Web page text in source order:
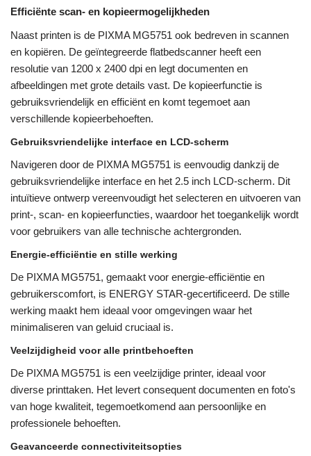
Efficiënte scan- en kopieermogelijkheden
Naast printen is de PIXMA MG5751 ook bedreven in scannen
en kopiëren. De geïntegreerde flatbedscanner heeft een
resolutie van 1200 x 2400 dpi en legt documenten en
afbeeldingen met grote details vast. De kopieerfunctie is
gebruiksvriendelijk en efficiënt en komt tegemoet aan
verschillende kopieerbehoeften.
Gebruiksvriendelijke interface en LCD-scherm
Navigeren door de PIXMA MG5751 is eenvoudig dankzij de
gebruiksvriendelijke interface en het 2.5 inch LCD-scherm. Dit
intuïtieve ontwerp vereenvoudigt het selecteren en uitvoeren van
print-, scan- en kopieerfuncties, waardoor het toegankelijk wordt
voor gebruikers van alle technische achtergronden.
Energie-efficiëntie en stille werking
De PIXMA MG5751, gemaakt voor energie-efficiëntie en
gebruikerscomfort, is ENERGY STAR-gecertificeerd. De stille
werking maakt hem ideaal voor omgevingen waar het
minimaliseren van geluid cruciaal is.
Veelzijdigheid voor alle printbehoeften
De PIXMA MG5751 is een veelzijdige printer, ideaal voor
diverse printtaken. Het levert consequent documenten en foto's
van hoge kwaliteit, tegemoetkomend aan persoonlijke en
professionele behoeften.
Geavanceerde connectiviteitsopties